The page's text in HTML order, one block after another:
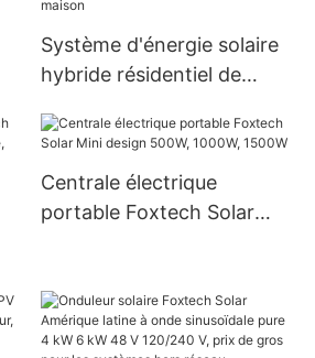
Foxtech Solar
Système d'énergie solaire
hybride résidentiel de
ou 10 kW de haute qualité
Centrale électrique
portable Foxtech Solar